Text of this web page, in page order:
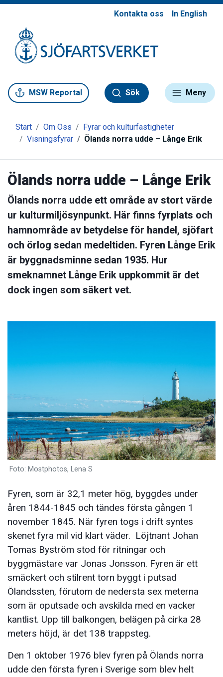
Kontakta oss In English
MSW Reportal Sök Meny
Start Om Oss
Fyrar och kulturfastigheter
Visningsfyrar
Ölands norra udde – Långe Erik
Ölands norra udde – Långe Erik
Ölands norra udde ett område av stort värde
ur kulturmiljösynpunkt. Här finns fyrplats och
hamnområde av betydelse för handel, sjöfart
och örlog sedan medeltiden. Fyren Långe Erik
är byggnadsminne sedan 1935. Hur
smeknamnet Långe Erik uppkommit är det
dock ingen som säkert vet.
Foto: Mostphotos, Lena S
Fyren, som är 32,1 meter hög, byggdes under
åren 1844-1845 och tändes första gången 1
november 1845. När fyren togs i drift syntes
skenet fyra mil vid klart väder. Löjtnant Johan
Tomas Byström stod för ritningar och
byggmästare var Jonas Jonsson. Fyren är ett
smäckert och stilrent torn byggt i putsad
Ölandssten, förutom de nedersta sex meterna
som är oputsade och avskilda med en vacker
kantlist. Upp till balkongen, belägen på cirka 28
meters höjd, är det 138 trappsteg.
Den 1 oktober 1976 blev fyren på Ölands norra
udde den första fyren i Sverige som blev helt